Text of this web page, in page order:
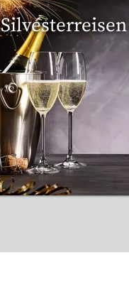
Silvesterreisen
32 Reisen gefunden